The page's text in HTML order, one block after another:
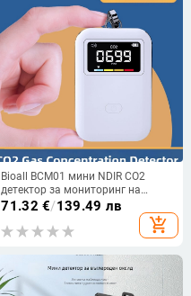
Bioall BCM01 мини NDIR CO2
детектор за мониторинг на
въздуха – обхват 400–5000 ppm,
точност ±(50 ppm+5%), Type-C
зареждане
71.32 €/139.49 лв
add_shopping_cart